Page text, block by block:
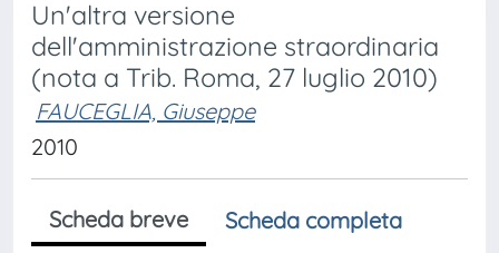
Un'altra versione
dell'amministrazione straordinaria
(nota a Trib. Roma, 27 luglio 2010)
FAUCEGLIA, Giuseppe
2010
Scheda breve
Scheda completa